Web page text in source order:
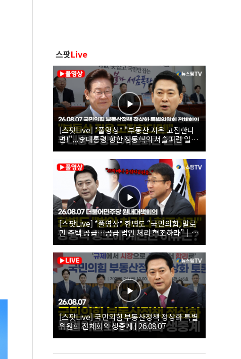
스팟Live
[스팟Live] *풀영상* "부동산 지옥 고집한다
면!"...李대통령 향한 장동혁의 서슬퍼런 일갈
| 26.08.07 국민의힘 부동산정책 정상화 특별
위원회 전체회의
[스팟Live] *풀영상* 한병도 “국민의힘, 말로
만 주택 공급…공급 법안 처리 협조하라”｜
26.08.07 더불어민주당 원내대책회의
[스팟Live] 국민의힘 부동산정책 정상화 특별
위원회 전체회의 생중계 | 26.08.07